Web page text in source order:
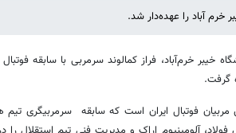
خرم آباد را عهده‌دار شد.
خیبر خرم‌آباد، فراز کمالوند سرمربی با سابقه
گرفت.
مربیان فوتبال ایران است که سابقه سرمربیگری تیم